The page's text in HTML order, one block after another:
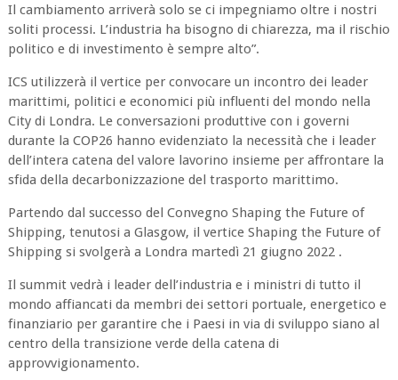
Il cambiamento arriverà solo se ci impegniamo oltre i nostri
soliti processi. L’industria ha bisogno di chiarezza, ma il rischio
politico e di investimento è sempre alto”.
ICS utilizzerà il vertice per convocare un incontro dei leader
marittimi, politici e economici più influenti del mondo nella
City di Londra. Le conversazioni produttive con i governi
durante la COP26 hanno evidenziato la necessità che i leader
dell’intera catena del valore lavorino insieme per affrontare la
sfida della decarbonizzazione del trasporto marittimo.
Partendo dal successo del Convegno Shaping the Future of
Shipping, tenutosi a Glasgow, il vertice Shaping the Future of
Shipping si svolgerà a Londra martedì 21 giugno 2022 .
Il summit vedrà i leader dell’industria e i ministri di tutto il
mondo affiancati da membri dei settori portuale, energetico e
finanziario per garantire che i Paesi in via di sviluppo siano al
centro della transizione verde della catena di
approvvigionamento.